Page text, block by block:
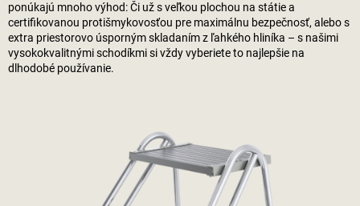
ponúkajú mnoho výhod: Či už s veľkou plochou na státie a
certifikovanou protišmykovosťou pre maximálnu bezpečnosť, alebo s
extra priestorovo úsporným skladaním z ľahkého hliníka – s našimi
vysokokvalitnými schodíkmi si vždy vyberiete to najlepšie na
dlhodobé používanie.